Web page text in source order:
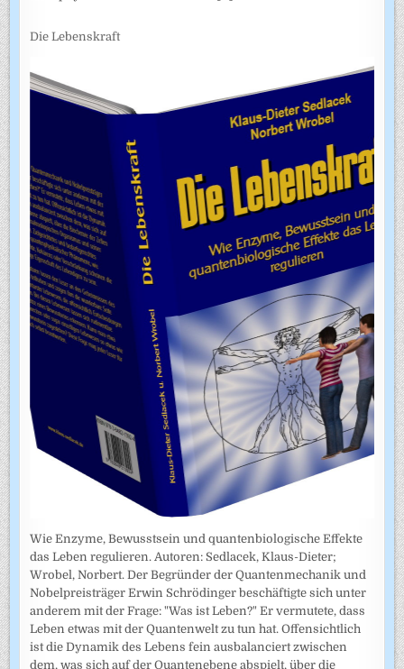
Die Lebenskraft
Wie Enzyme, Bewusstsein und quantenbiologische Effekte
das Leben regulieren. Autoren: Sedlacek, Klaus-Dieter;
Wrobel, Norbert. Der Begründer der Quantenmechanik und
Nobelpreisträger Erwin Schrödinger beschäftigte sich unter
anderem mit der Frage: "Was ist Leben?" Er vermutete, dass
Leben etwas mit der Quantenwelt zu tun hat. Offensichtlich
ist die Dynamik des Lebens fein ausbalanciert zwischen
dem, was sich auf der Quantenebene abspielt, über die